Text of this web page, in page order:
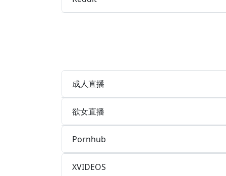
成人直播
欲女直播
Pornhub
XVIDEOS